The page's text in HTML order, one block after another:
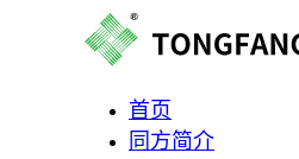
首页
同方简介